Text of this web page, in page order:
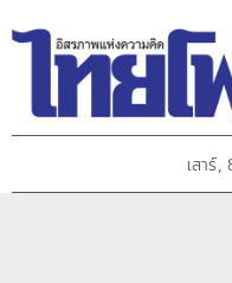
เสาร์